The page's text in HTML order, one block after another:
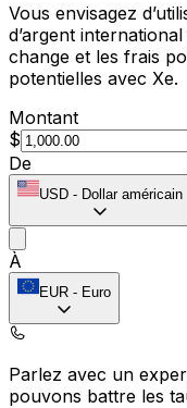
Vous envisagez
d’argent
change et les frais
potentielles avec Xe.
Montant
$
De
USD - Dollar américain
À
EUR - Euro
Parlez avec un
pouvons battre les